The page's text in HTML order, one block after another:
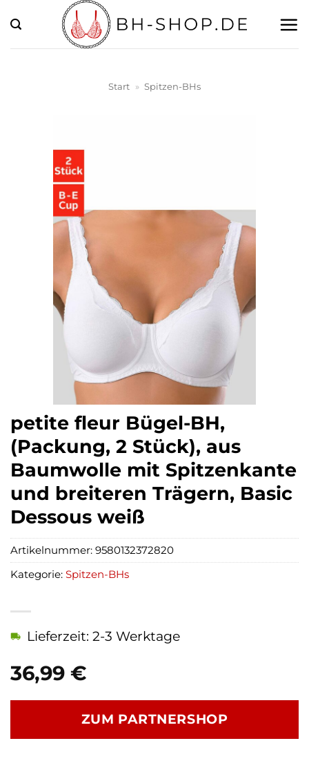
Inhalt
springen
Start » Spitzen-BHs
petite fleur Bügel-BH,
(Packung, 2 Stück), aus
Baumwolle mit Spitzenkante
und breiteren Trägern, Basic
Dessous weiß
36,99 €
Lieferzeit: 2-3 Werktage
ZUM PARTNERSHOP
Artikelnummer: 9580132372820
Kategorie: Spitzen-BHs